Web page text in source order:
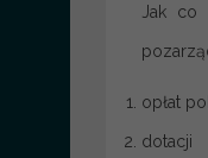
Jak co
opłat
dotacji